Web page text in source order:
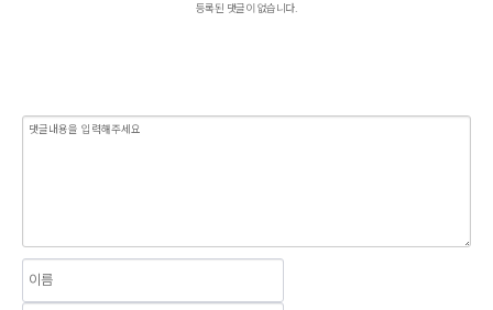
등록된 댓글이 없습니다.